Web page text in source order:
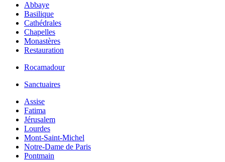
Abbaye
Basilique
Cathédrales
Chapelles
Monastères
Restauration
Rocamadour
Sanctuaires
Assise
Fatima
Jérusalem
Lourdes
Mont-Saint-Michel
Notre-Dame de Paris
Pontmain